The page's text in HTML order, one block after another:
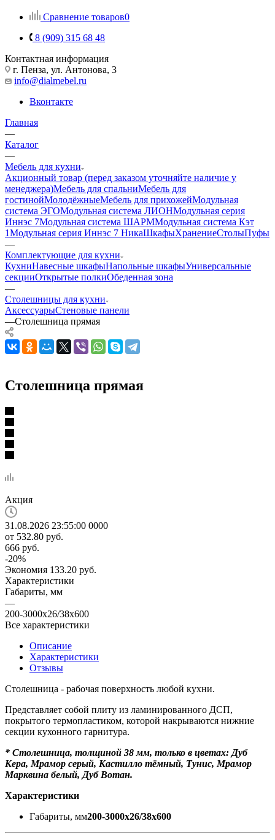
Сравнение товаров0
8 (909) 315 68 48
Контактная информация
г. Пенза, ул. Антонова, 3
info@dialmebel.ru
Вконтакте
Главная
—
Каталог
—
Мебель для кухни
Акционный товар (перед заказом уточняйте наличие у
менеджера)Мебель для спальниМебель для
гостинойМолодёжныеМебель для прихожейМодульная
система ЭГОМодульная система ЛИОНМодульная серия
Иннэс 7Модульная система ШАРММодульная система Кэт
1Модульная серия Иннэс 7 НикаШкафыХранениеСтолыПуфы
—
Комплектующие для кухни
КухниНавесные шкафыНапольные шкафыУниверсальные
секцииОткрытые полкиОбеденная зона
—
Столешницы для кухни
АксессуарыСтеновые панели
—Столешница прямая
Столешница прямая
Акция
31.08.2026 23:55:00 0000
от 532.80 руб.
666 руб.
-20%
Экономия 133.20 руб.
Характеристики
Габариты, мм
—
200-3000х26/38х600
Все характеристики
Описание
Характеристики
Отзывы
Столешница - рабочая поверхность любой кухни.
Представляет собой плиту из ламинированного ДСП,
покрытого термопластиком, которой накрываются нижние
секции кухонного гарнитура.
* Столешница, толщиной 38 мм, только в цветах: Дуб
Кера, Мрамор серый, Кастилло тёмный, Тунис, Мрамор
Марквина белый, Дуб Вотан.
Характеристики
Габариты, мм200-3000х26/38х600